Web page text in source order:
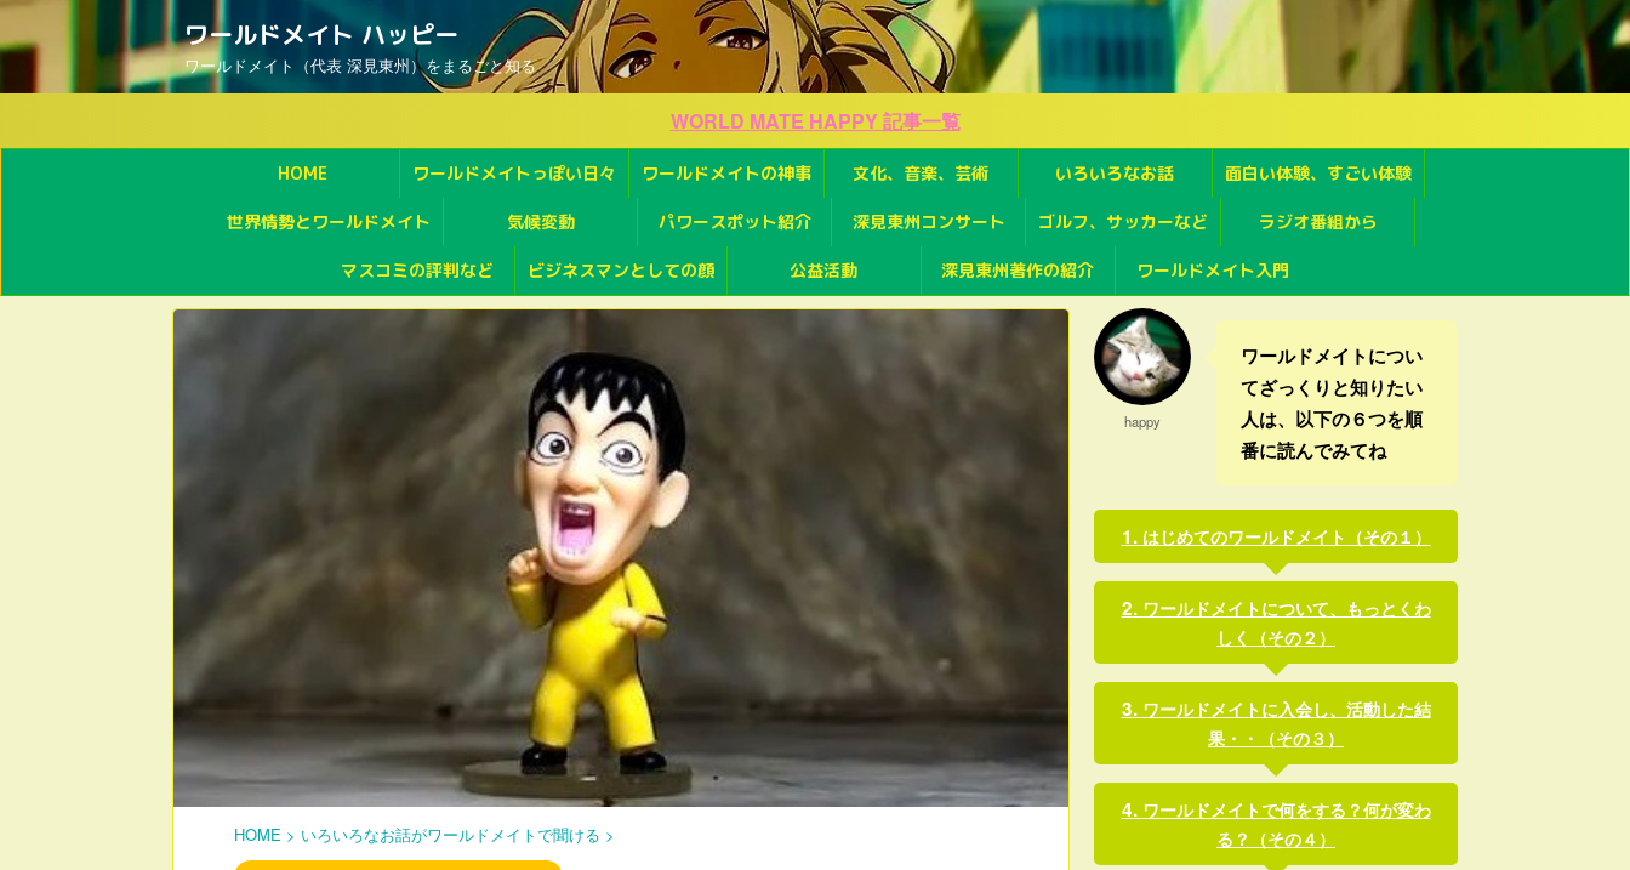
ワールドメイト ハッピー
ワールドメイト（代表 深見東州）をまるごと知る
WORLD MATE HAPPY 記事一覧
HOME ワールドメイトっぽい日々 ワールドメイトの神事 文化、音楽、芸術 いろいろなお話 面白い体験、すごい体験
世界情勢とワールドメイト 気候変動 パワースポット紹介 深見東州コンサート ゴルフ、サッカーなど ラジオ番組から
マスコミの評判など ビジネスマンとしての顔 公益活動 深見東州著作の紹介 ワールドメイト入門
HOME > いろいろなお話がワールドメイトで聞ける >
happy
ワールドメイトについ
てざっくりと知りたい
人は、以下の６つを順
番に読んでみてね
はじめてのワールドメイト（その１）
ワールドメイトについて、もっとくわ
しく（その２）
ワールドメイトに入会し、活動した結
果・・（その３）
ワールドメイトで何をする？何が変わ
る？（その４）